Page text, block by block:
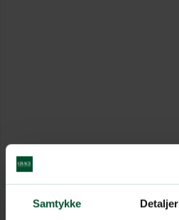
Samtykke Detaljer